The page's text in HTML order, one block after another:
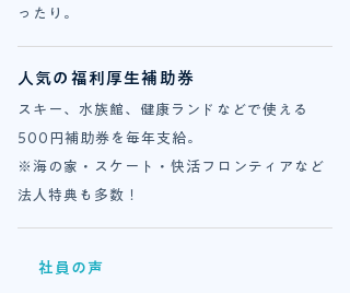
ったり。
人気の福利厚生補助券
スキー、水族館、健康ランドなどで使える
500円補助券を毎年支給。
※海の家・スケート・快活フロンティアなど
法人特典も多数！
​社員の声